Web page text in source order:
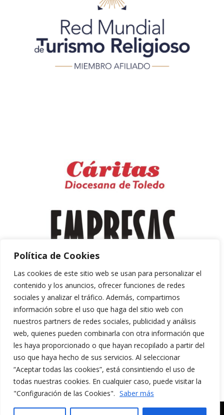
Política de Cookies
Las cookies de este sitio web se usan para personalizar el
contenido y los anuncios, ofrecer funciones de redes
sociales y analizar el tráfico. Además, compartimos
información sobre el uso que haga del sitio web con
nuestros partners de redes sociales, publicidad y análisis
web, quienes pueden combinarla con otra información que
les haya proporcionado o que hayan recopilado a partir del
uso que haya hecho de sus servicios. Al seleccionar
“Aceptar todas las cookies”, está consintiendo el uso de
todas nuestras cookies. En cualquier caso, puede visitar la
"Configuración de las Cookies". Saber más
Aviso Legal y Política de Privacidad
Política de Cookies